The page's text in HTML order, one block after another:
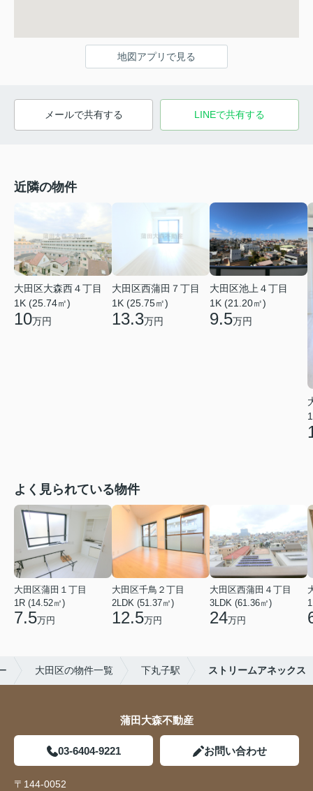
地図アプリで見る
メールで共有する LINEで共有する
近隣の物件
大田区大森西４丁目
1K (25.74㎡)
10万円
大田区西蒲田７丁目
1K (25.75㎡)
13.3万円
大田区池上４丁目
1K (21.20㎡)
9.5万円
よく見られている物件
大田区蒲田１丁目
1R (14.52㎡)
7.5万円
大田区千鳥２丁目
2LDK (51.37㎡)
12.5万円
大田区西蒲田４丁目
3LDK (61.36㎡)
24万円
大田区の物件一覧 下丸子駅 ストリームアネックス
蒲田大森不動産
03-6404-9221 お問い合わせ
〒144-0052